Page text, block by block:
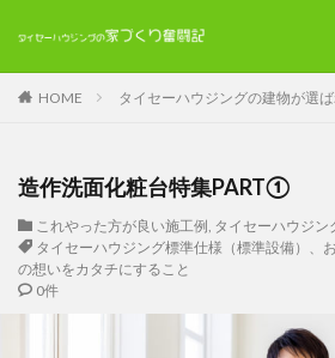
HOME タイセーハウジングの建物が選
造作洗面化粧台特集PART①
これやった方が良い施工例, タイセーハウジン
タイセーハウジング標準仕様（標準設備）、
の想いをカタチにすること
0件